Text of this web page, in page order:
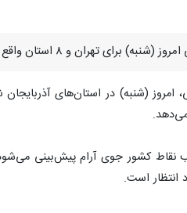
شمالی کشور، رگبار باران و وزش باد شدید پیش‌بینی کرد.
(شنبه) در استان‌های آذربایجان
نقاط کشور جوی آرام پیش‌بینی
انتظار است.